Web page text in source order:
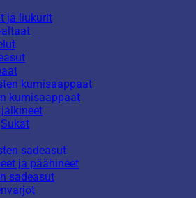
ja liukurit
altaat
kumisaappaat
kumisaappaat
Sukat
sadeasut
ja päähineet
sadeasut